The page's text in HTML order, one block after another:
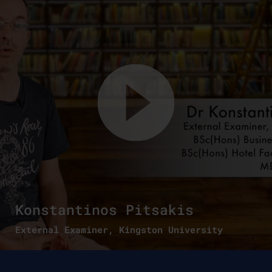
Konstantinos Pitsakis
External Examiner, Kingston University